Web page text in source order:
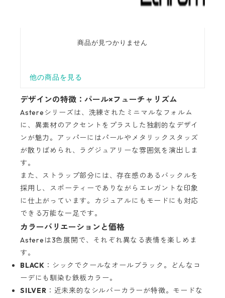
デザインの特徴：パール×フューチャリズム
Astereシリーズは、洗練されたミニマルなフォルム
に、異素材のアクセントをプラスした独創的なデザイ
ンが魅力。アッパーにはパールやメタリックスタッズ
が散りばめられ、ラグジュアリーな雰囲気を演出しま
す。
また、ストラップ部分には、存在感のあるバックルを
採用し、スポーティーでありながらエレガントな印象
に仕上がっています。カジュアルにもモードにも対応
できる万能な一足です。
カラーバリエーションと価格
Astereは3色展開で、それぞれ異なる表情を楽しめま
す。
BLACK ：シックでクールなオールブラック。どんなコ
ーデにも馴染む鉄板カラー。
SILVER ：近未来的なシルバーカラーが特徴。モードな